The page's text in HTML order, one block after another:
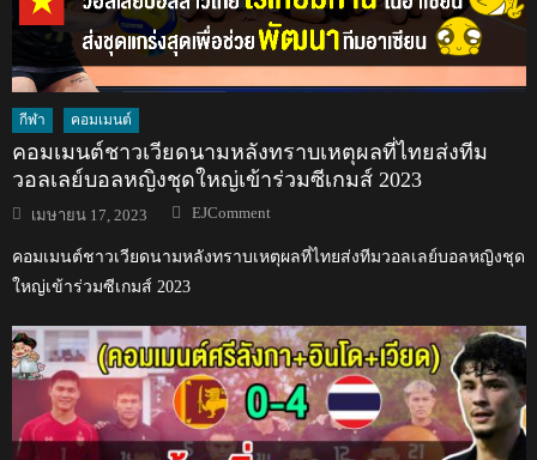
กีฬา คอมเมนต์
คอมเมนต์ชาวเวียดนามหลังทราบเหตุผลที่ไทยส่งทีม
วอลเลย์บอลหญิงชุดใหญ่เข้าร่วมซีเกมส์ 2023
Posted
on
เมษายน 17, 2023 Author
EJComment
คอมเมนต์ชาวเวียดนามหลังทราบเหตุผลที่ไทยส่งทีมวอลเลย์บอลหญิงชุด
ใหญ่เข้าร่วมซีเกมส์ 2023